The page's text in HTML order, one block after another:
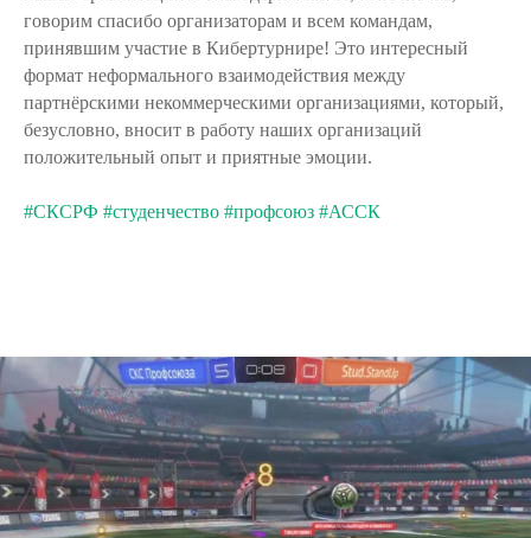
говорим спасибо организаторам и всем командам,
принявшим участие в Кибертурнире! Это интересный
формат неформального взаимодействия между
партнёрскими некоммерческими организациями, который,
безусловно, вносит в работу наших организаций
положительный опыт и приятные эмоции.
#СКСРФ #студенчество #профсоюз #АССК